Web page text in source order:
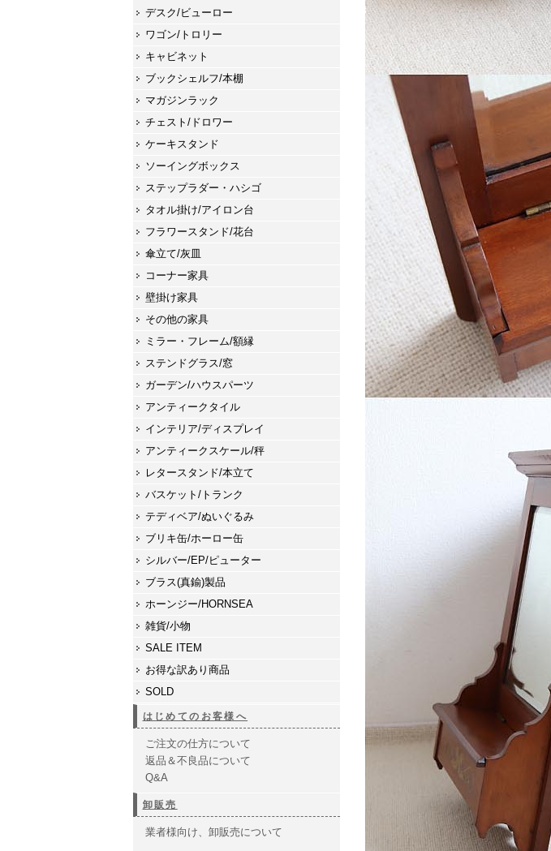
デスク/ビューロー
ワゴン/トロリー
キャビネット
ブックシェルフ/本棚
マガジンラック
チェスト/ドロワー
ケーキスタンド
ソーイングボックス
ステップラダー・ハシゴ
タオル掛け/アイロン台
フラワースタンド/花台
傘立て/灰皿
コーナー家具
壁掛け家具
その他の家具
ミラー・フレーム/額縁
ステンドグラス/窓
ガーデン/ハウスパーツ
アンティークタイル
インテリア/ディスプレイ
アンティークスケール/秤
レタースタンド/本立て
バスケット/トランク
テディベア/ぬいぐるみ
ブリキ缶/ホーロー缶
シルバー/EP/ピューター
ブラス(真鍮)製品
ホーンジー/HORNSEA
雑貨/小物
SALE ITEM
お得な訳あり商品
SOLD
はじめてのお客様へ
ご注文の仕方について
返品＆不良品について
Q&A
卸販売
業者様向け、卸販売について